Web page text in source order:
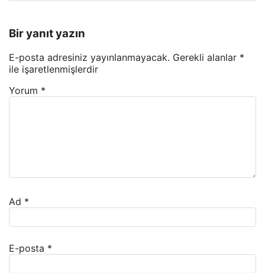
Bir yanıt yazın
E-posta adresiniz yayınlanmayacak. Gerekli alanlar *
ile işaretlenmişlerdir
Yorum *
Ad *
E-posta *